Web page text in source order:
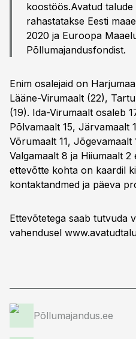
koostöös.Avatud
rahastatakse Eesti
2020 ja Euroopa
Põllumajandusfondist.
Enim osalejaid on
Lääne-Virumaalt (22),
(19). Ida-Virumaalt osaleb
Põlvamaalt 15, Järvamaalt
Võrumaalt 11, Jõgevamaalt
Valgamaalt 8 ja Hiiumaalt
ettevõtte kohta on kaardil
kontaktandmed ja päeva
Ettevõtetega saab tutvuda
vahendusel
Põllumajandus.ee